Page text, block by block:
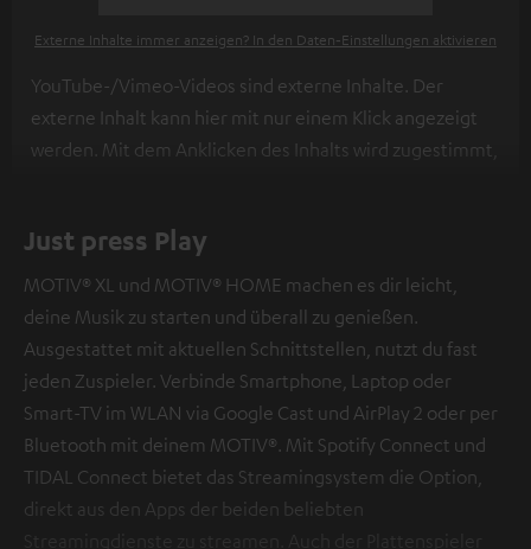
Externe Inhalte immer anzeigen? In den Daten‑Einstellungen aktivieren
YouTube-/Vimeo-Videos sind externe Inhalte. Der
externe Inhalt kann hier mit nur einem Klick angezeigt
werden. Mit dem Anklicken des Inhalts wird zugestimmt,
übermittelt werden.Weitere Informationen sind in der
Datenschutzerklärung unter I zu finden
Just press Play
MOTIV® XL und MOTIV® HOME machen es dir leicht,
deine Musik zu starten und überall zu genießen.
Ausgestattet mit aktuellen Schnittstellen, nutzt du fast
jeden Zuspieler. Verbinde Smartphone, Laptop oder
Smart-TV im WLAN via Google Cast und AirPlay 2 oder per
Bluetooth mit deinem MOTIV®. Mit Spotify Connect und
TIDAL Connect bietet das Streamingsystem die Option,
direkt aus den Apps der beiden beliebten